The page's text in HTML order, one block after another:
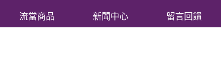
流當商品 新聞中心 留言回饋